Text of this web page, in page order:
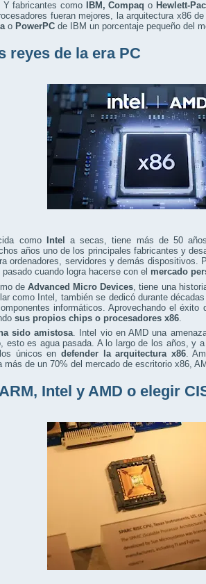
Y fabricantes como IBM, Compaq o Hewlett-
fueran mejores, la arquitectura x86
o PowerPC de IBM un porcentaje pequeño del
reyes de la era PC
como Intel
a secas, tiene más de 50
años uno de los principales fabricantes y
ordenadores, servidores y demás
cuando logra hacerse con el mercado
deAdvanced Micro Devices , tiene una
como Intel, también se dedicó durante
informáticos. Aprovechando el éxito
sus propios chips o procesadores x86
sido amistosa. Intel vio en AMD una
esto es agua pasada. A lo largo de los años, y
únicos en defender la arquitectura x86.
más de un 70% del mercado de escritorio x86,
Intel y AMD o elegir